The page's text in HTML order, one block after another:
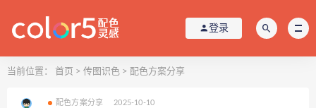
登录
当前位置： 首页 > 传图识色 > 配色方案分享
配色方案分享 2025-10-10